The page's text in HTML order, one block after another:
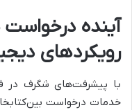
آینده درخواست
رویکردهای
با پیشرفت‌های شگرف در
خدمات درخواست